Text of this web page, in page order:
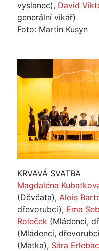
vyslanec), David
generální vikář)
Foto: Martin Kusyn
KRVAVÁ SVATBA
Magdaléna
(Děvčata), Alois
dřevorubci), Ema
Roleček (Mládenci,
(Mládenci,
(Matka), Sára